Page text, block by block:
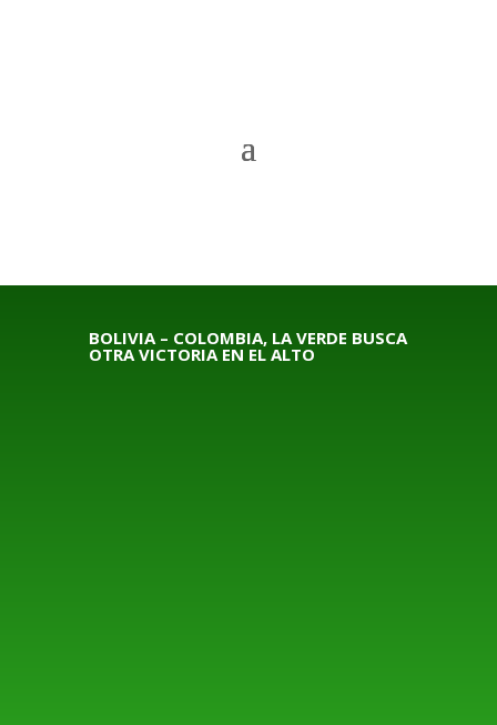
BOLIVIA – COLOMBIA, LA VERDE BUSCA
OTRA VICTORIA EN EL ALTO